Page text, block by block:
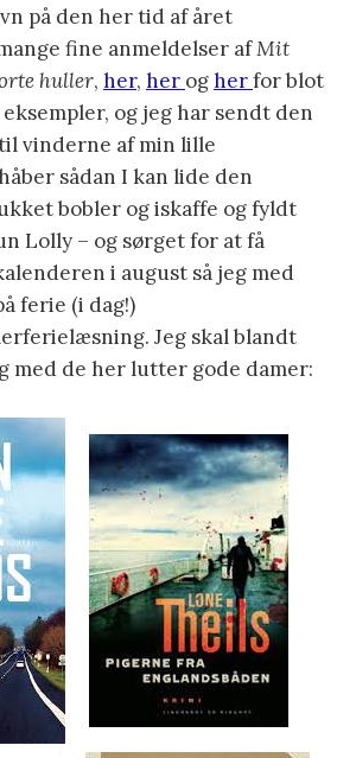
på den her tid af året
fine anmeldelser afMit
huller, her, her ogherfor blot
og jeg har sendt den
vinderne af min lille
sådan I kan lide den
bobler og iskaffe og fyldt
Lolly – og sørget for at få
i august så jeg med
ferie (i dag!)
Jeg skal blandt
med de her lutter gode damer: